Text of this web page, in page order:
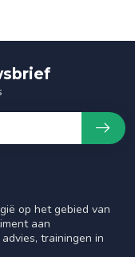
op het gebied van
aan
trainingen in